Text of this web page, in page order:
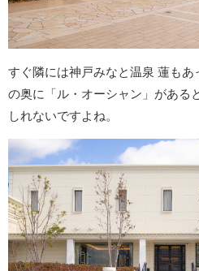
すぐ隣には神戸みなと温泉 蓮も
の奥に「ル・オーシャン」がある
しれないですよね。